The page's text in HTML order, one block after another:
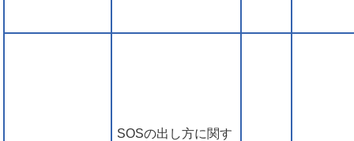
SOSの出し方に関す